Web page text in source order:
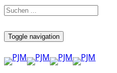
Toggle navigation